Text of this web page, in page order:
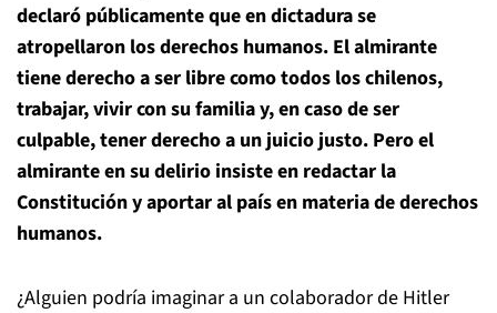
declaró públicamente que en dictadura se
atropellaron los derechos humanos. El almirante
tiene derecho a ser libre como todos los chilenos,
trabajar, vivir con su familia y, en caso de ser
culpable, tener derecho a un juicio justo. Pero el
almirante en su delirio insiste en redactar la
Constitución y aportar al país en materia de derechos
humanos.
¿Alguien podría imaginar a un colaborador de Hitler